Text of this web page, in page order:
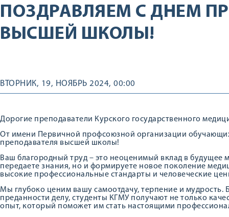
ПОЗДРАВЛЯЕМ С ДНЕМ
ВЫСШЕЙ ШКОЛЫ!
ВТОРНИК, 19, НОЯБРЬ 2024, 00:00
Дорогие преподаватели Курского государственного
От имени Первичной профсоюзной организации
преподавателя высшей школы!
Ваш благородный труд – это неоценимый вклад в
передаете знания, но и формируете новое поколение
высокие профессиональные стандарты и человеческие
Мы глубоко ценим вашу самоотдачу, терпение и
преданности делу, студенты КГМУ получают не только
опыт, который поможет им стать настоящими